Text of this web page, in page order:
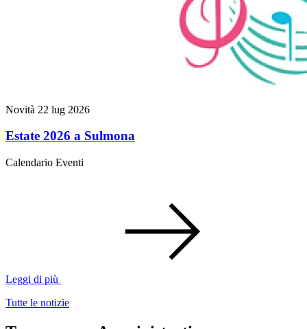
Novità 22 lug 2026
Estate 2026 a Sulmona
Calendario Eventi
Leggi di più
Tutte le notizie